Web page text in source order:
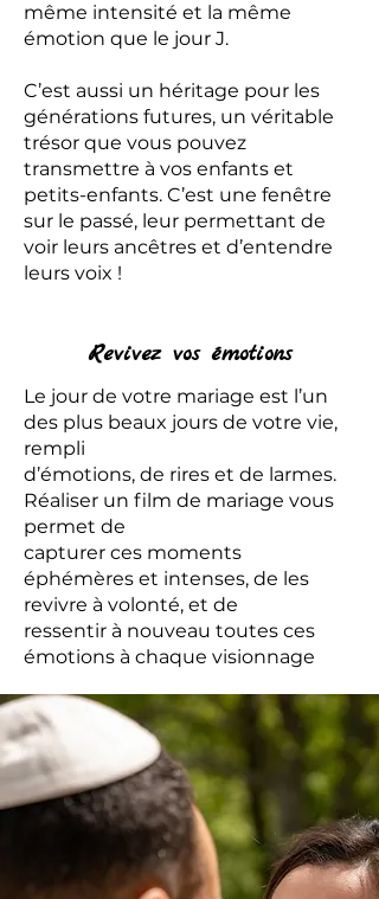
même intensité et la même
émotion que le jour J.
C’est aussi un héritage pour les
générations futures, un véritable
trésor que vous pouvez
transmettre à vos enfants et
petits-enfants. C’est une fenêtre
sur le passé, leur permettant de
voir leurs ancêtres et d’entendre
leurs voix !
Revivez vos émotions
Le jour de votre mariage est l’un
des plus beaux jours de votre vie,
rempli
d’émotions, de rires et de larmes.
Réaliser un film de mariage vous
permet de
capturer ces moments
éphémères et intenses, de les
revivre à volonté, et de
ressentir à nouveau toutes ces
émotions à chaque visionnage